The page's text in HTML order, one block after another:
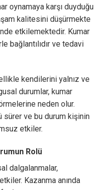
oynamaya karşı duyduğu
kalitesini düşürmekte
etkilemektedir. Kumar
bağlantılıdır ve tedavi
kendilerini yalnız ve
durumlar, kumar
neden olur.
sürer ve bu durum kişinin
etkiler.
Rolü
dalgalanmalar,
Kazanma anında